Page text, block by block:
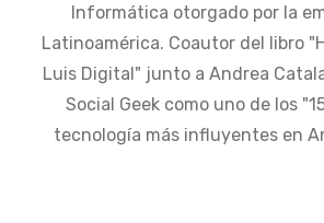
Informática otorgado por la
Latinoamérica. Coautor del libro
Luis Digital" junto a Andrea
Social Geek como uno de los
tecnología más influyentes en